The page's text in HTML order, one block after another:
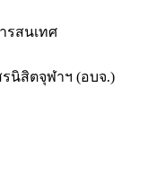
รสนเทศ
นิสิตจุฬาฯ (อบจ.)